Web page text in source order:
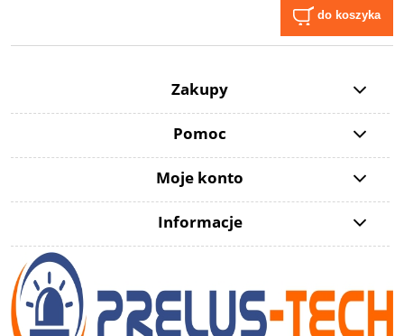
do koszyka
Zakupy
Pomoc
Moje konto
Informacje